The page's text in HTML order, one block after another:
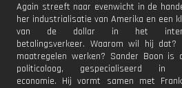
Again streeft naar evenwicht in de
her industrialisatie van Amerika en een
van de dollar in het
betalingsverkeer. Waarom wil hij dat?
maatregelen werken? Sander Boon is
politicoloog, gespecialiseerd in
economie. Hij vormt samen met